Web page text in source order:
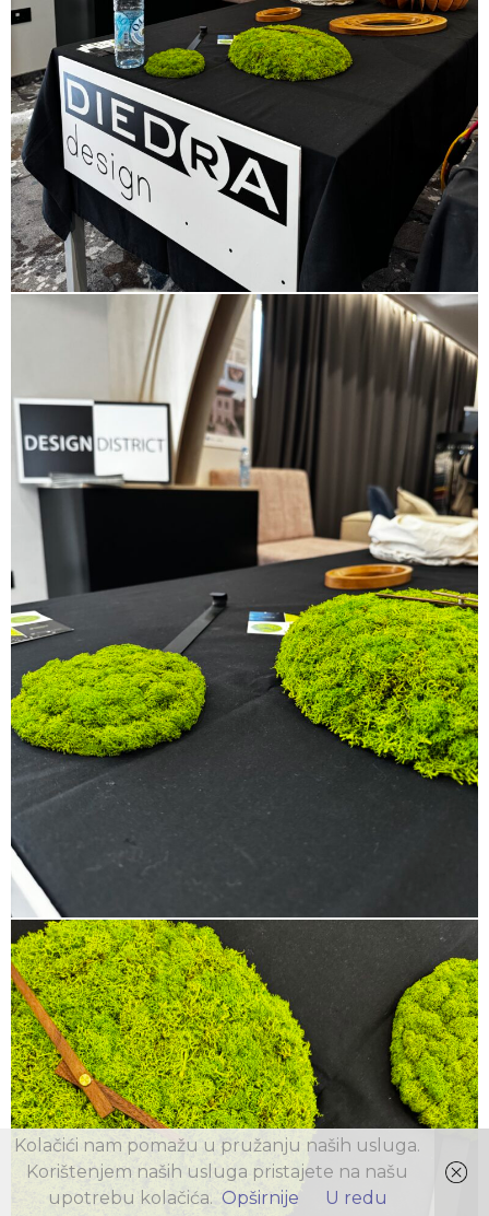
Kolačići nam pomažu u pružanju naših usluga.
Korištenjem naših usluga pristajete na našu
upotrebu kolačića. Opširnije U redu